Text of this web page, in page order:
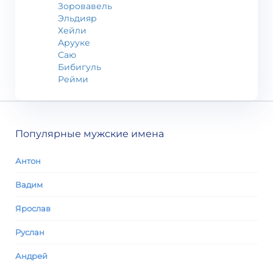
Зоровавель
Эльдияр
Хейли
Арууке
Саю
Бибигуль
Рейми
Популярные мужские имена
Антон
Вадим
Ярослав
Руслан
Андрей